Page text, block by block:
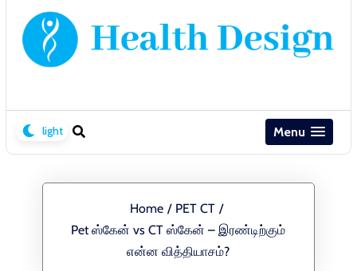
Menu
Home / PET CT /
Pet ஸ்கேன் vs CT ஸ்கேன் – இரண்டிற்கும்
என்ன வித்தியாசம்?